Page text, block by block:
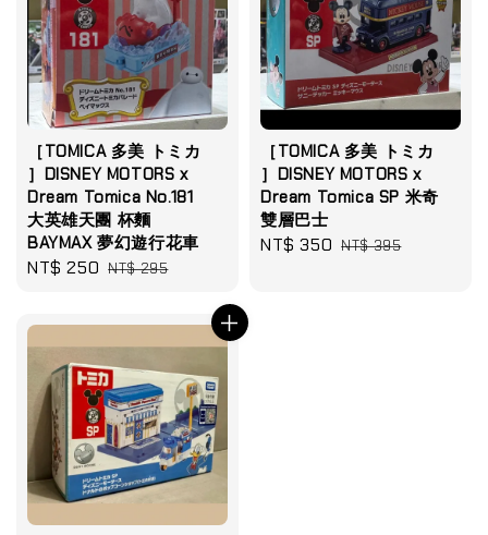
［TOMICA 多美 トミカ
］DISNEY MOTORS x
Dream Tomica No.181
大英雄天團 杯麵
BAYMAX 夢幻遊行花車
Sale
NT$ 250 Regular
NT$ 295
［TOMICA 多美 トミカ
］DISNEY MOTORS x
Dream Tomica SP 米奇
雙層巴士
Sale
NT$ 350 Regular
NT$ 395